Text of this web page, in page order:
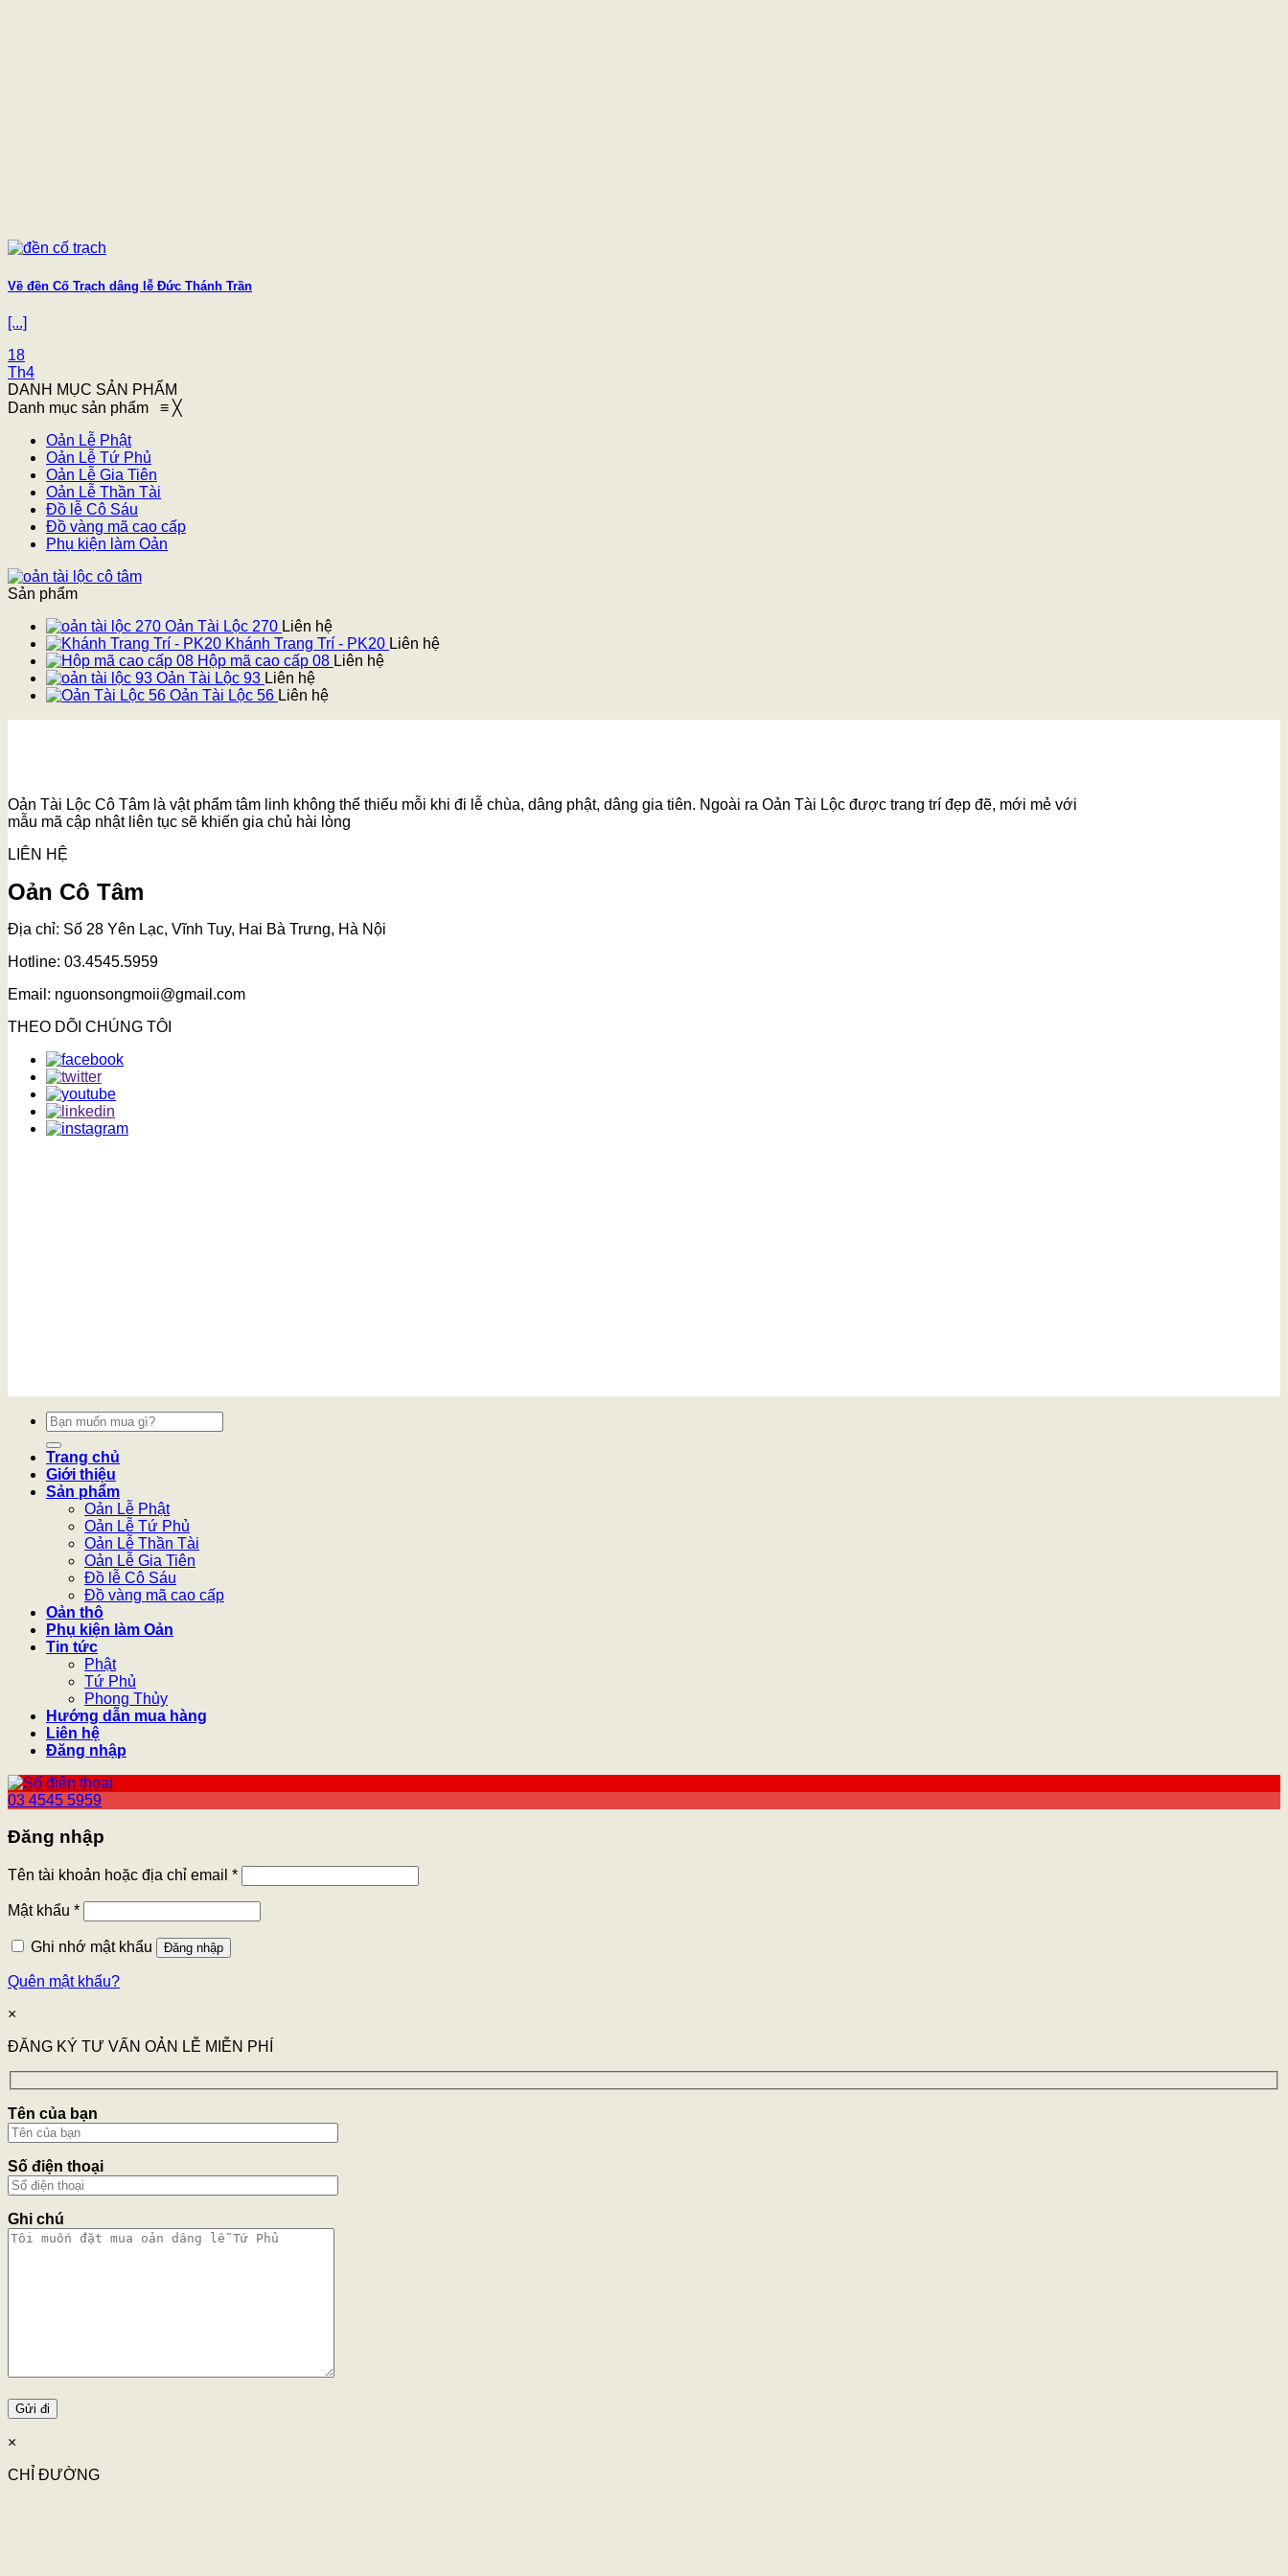
Về đền Cố Trạch dâng lễ Đức Thánh Trần
[...]
18
Th4
DANH MỤC SẢN PHẨM
Danh mục sản phẩm ≡ ╳
Oản Lễ Phật
Oản Lễ Tứ Phủ
Oản Lễ Gia Tiên
Oản Lễ Thần Tài
Đồ lễ Cô Sáu
Đồ vàng mã cao cấp
Phụ kiện làm Oản
Sản phẩm
Oản Tài Lộc 270 Liên hệ
Khánh Trang Trí - PK20 Liên hệ
Hộp mã cao cấp 08 Liên hệ
Oản Tài Lộc 93 Liên hệ
Oản Tài Lộc 56 Liên hệ
Oản Tài Lộc Cô Tâm là vật phẩm tâm linh không thể thiếu mỗi khi đi lễ chùa, dâng phật, dâng gia tiên. Ngoài ra Oản Tài Lộc được trang trí đẹp đẽ, mới mẻ với
mẫu mã cập nhật liên tục sẽ khiến gia chủ hài lòng
LIÊN HỆ
Oản Cô Tâm
Địa chỉ: Số 28 Yên Lạc, Vĩnh Tuy, Hai Bà Trưng, Hà Nội
Hotline: 03.4545.5959
Email: nguonsongmoii@gmail.com
THEO DÕI CHÚNG TÔI
Tìm
kiếm:
Trang chủ
Giới thiệu
Sản phẩm
Oản Lễ Phật
Oản Lễ Tứ Phủ
Oản Lễ Thần Tài
Oản Lễ Gia Tiên
Đồ lễ Cô Sáu
Đồ vàng mã cao cấp
Oản thô
Phụ kiện làm Oản
Tin tức
Phật
Tứ Phủ
Phong Thủy
Hướng dẫn mua hàng
Liên hệ
Đăng nhập
03 4545 5959
Đăng nhập
Tên tài khoản hoặc địa chỉ email *
Mật khẩu *
Ghi nhớ mật khẩu Đăng nhập
Quên mật khẩu?
×
ĐĂNG KÝ TƯ VẤN OẢN LỄ MIỄN PHÍ
Tên của bạn
Số điện thoại
Ghi chú
×
CHỈ ĐƯỜNG